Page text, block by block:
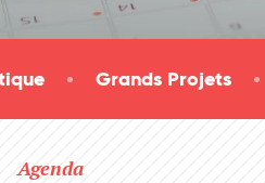
Grands Projets
Agenda